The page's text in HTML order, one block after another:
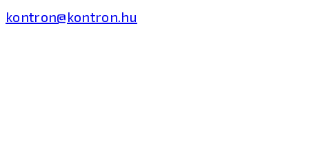
kontron@kontron.hu